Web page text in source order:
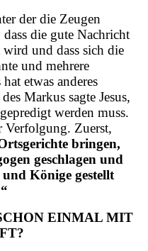
der die Zeugen
die gute Nachricht
und dass sich die
und mehrere
etwas anderes
Markus sagte Jesus,
werden muss.
Verfolgung. Zuerst,
bringen,
geschlagen und
Könige gestellt
EINMAL MIT